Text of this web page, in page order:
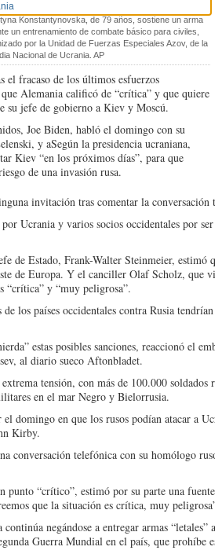
Konstantynovska, de 79 años, sostiene un arma
un entrenamiento de combate básico para civiles,
por la Unidad de Fuerzas Especiales Azov, de la
Nacional de Ucrania. AP
el fracaso de los últimos esfuerzos
Alemania calificó de “crítica” y que quiere
su jefe de gobierno a Kiev y Moscú.
Joe Biden, habló el domingo con su
y aSegún la presidencia ucraniana,
Kiev “en los próximos días”, para que
de una invasión rusa.
invitación tras comentar la conversación
Ucrania y varios socios occidentales por ser
de Estado, Frank-Walter Steinmeier, estimó
de Europa. Y el canciller Olaf Scholz, que
“crítica” y “muy peligrosa”.
los países occidentales contra Rusia tendrían
estas posibles sanciones, reaccionó el
al diario sueco Aftonbladet.
tensión, con más de 100.000 soldados
en el mar Negro y Bielorrusia.
domingo en que los rusos podían atacar a
Kirby.
conversación telefónica con su homólogo
punto “crítico”, estimó por su parte una fuente
que la situación es crítica, muy
negándose a entregar armas “letales”
Guerra Mundial en el país, que prohíbe